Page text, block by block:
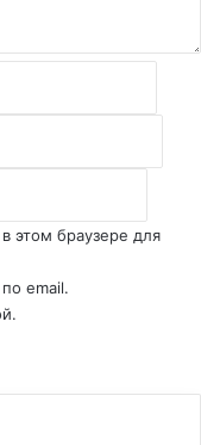
этом браузере для
email.